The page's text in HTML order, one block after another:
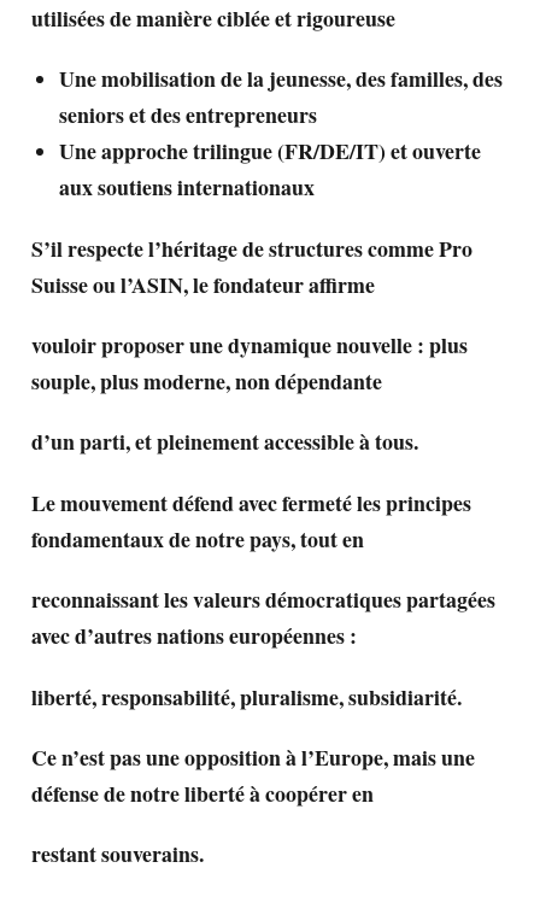
utilisées de manière ciblée et rigoureuse
Une mobilisation de la jeunesse, des familles, des
seniors et des entrepreneurs
Une approche trilingue (FR/DE/IT) et ouverte
aux soutiens internationaux
S’il respecte l’héritage de structures comme Pro
Suisse ou l’ASIN, le fondateur affirme
vouloir proposer une dynamique nouvelle : plus
souple, plus moderne, non dépendante
d’un parti, et pleinement accessible à tous.
Le mouvement défend avec fermeté les principes
fondamentaux de notre pays, tout en
reconnaissant les valeurs démocratiques partagées
avec d’autres nations européennes :
liberté, responsabilité, pluralisme, subsidiarité.
Ce n’est pas une opposition à l’Europe, mais une
défense de notre liberté à coopérer en
restant souverains.